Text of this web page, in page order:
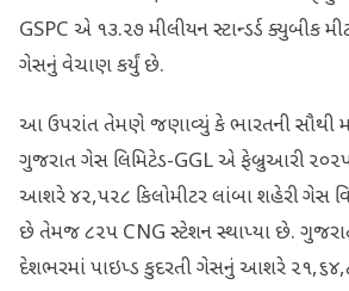
GSPC એ ૧૩.૨૭ મીલીયન સ્ટાન્ડર્ડ ક્યુબીક
ગેસનું વેચાણ કર્યું છે.
આ ઉપરાંત તેમણે જણાવ્યું કે ભારતની સૌથી
ગુજરાત ગેસ લિમિટેડ-GGL એ ફેબ્રુઆરી
આશરે ૪૨,૫૨૮ કિલોમીટર લાંબા શહેરી ગેસ
છે તેમજ ૮૨૫ CNG સ્ટેશન સ્થાપ્યા છે.
દેશભરમાં પાઇપ્ડ કુદરતી ગેસનું આશરે